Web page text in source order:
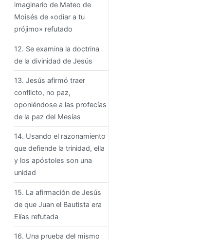
imaginario de Mateo de
Moisés de «odiar a tu
prójimo» refutado
12. Se examina la doctrina
de la divinidad de Jesús
13. Jesús afirmó traer
conflicto, no paz,
oponiéndose a las profecías
de la paz del Mesías
14. Usando el razonamiento
que defiende la trinidad, ella
y los apóstoles son una
unidad
15. La afirmación de Jesús
de que Juan el Bautista era
Elías refutada
16. Una prueba del mismo